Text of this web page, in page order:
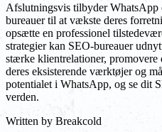
Afslutningsvis tilbyder
bureauer til at vækste deres
opsætte en professionel
strategier kan SEO-bureauer
stærke klientrelationer, promovere
deres eksisterende værktøjer og
potentialet i WhatsApp, og se dit
verden.
Written by Breakcold